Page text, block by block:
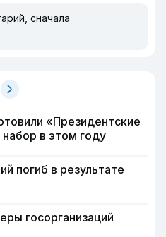
сначала
«Президентские
в этом году
погиб в результате
госорганизаций